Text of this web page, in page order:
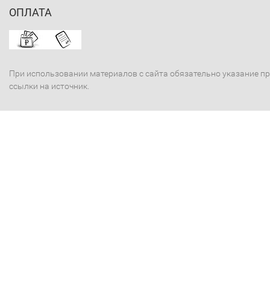
ОПЛАТА
При использовании материалов с сайта обязательно указание
ссылки на источник.